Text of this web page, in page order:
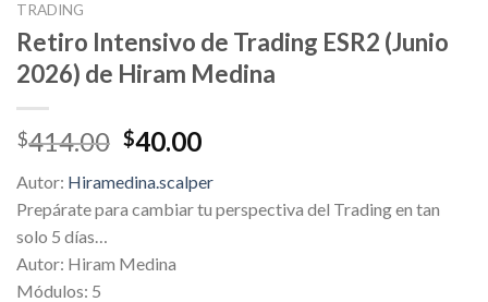
TRADING
Retiro Intensivo de Trading ESR2 (Junio
2026) de Hiram Medina
$414.00 Original
was:
$414.00.
$40.00Current
is:
$40.00.
Autor: Hiramedina.scalper
Prepárate para cambiar tu perspectiva del Trading en tan
solo 5 días…
Autor: Hiram Medina
Módulos: 5